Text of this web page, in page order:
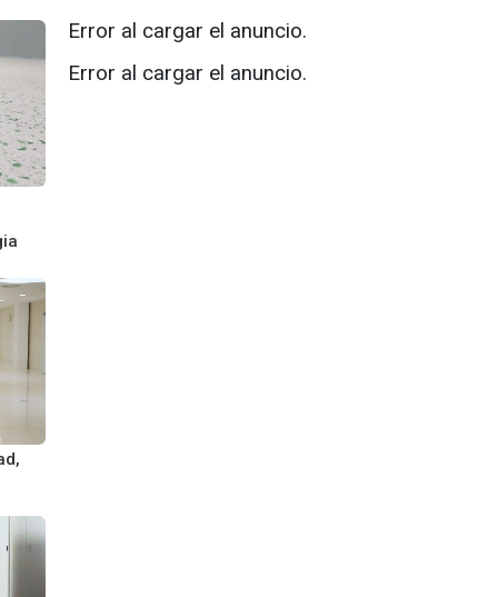
Error al cargar el anuncio.
Error al cargar el anuncio.